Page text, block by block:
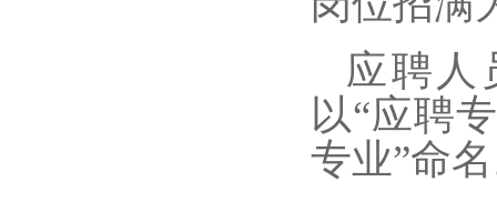
应聘人
以“应聘
专业”命